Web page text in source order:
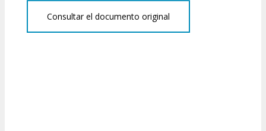
Consultar el documento original